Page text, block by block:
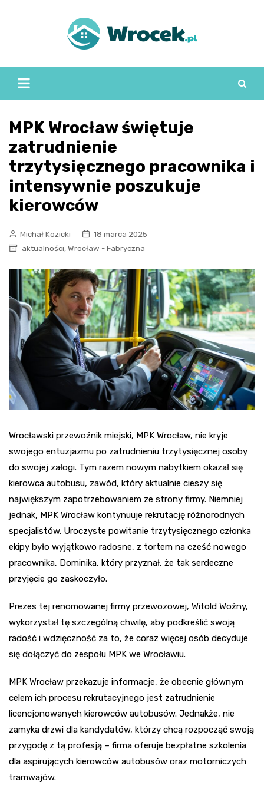
MPK Wrocław świętuje
zatrudnienie
trzytysięcznego pracownika i
intensywnie poszukuje
kierowców
Michał Kozicki
18 marca 2025
aktualności, Wrocław - Fabryczna
Wrocławski przewoźnik miejski, MPK Wrocław, nie kryje
swojego entuzjazmu po zatrudnieniu trzytysięcznej osoby
do swojej załogi. Tym razem nowym nabytkiem okazał się
kierowca autobusu, zawód, który aktualnie cieszy się
największym zapotrzebowaniem ze strony firmy. Niemniej
jednak, MPK Wrocław kontynuuje rekrutację różnorodnych
specjalistów. Uroczyste powitanie trzytysięcznego członka
ekipy było wyjątkowo radosne, z tortem na cześć nowego
pracownika, Dominika, który przyznał, że tak serdeczne
przyjęcie go zaskoczyło.
Prezes tej renomowanej firmy przewozowej, Witold Woźny,
wykorzystał tę szczególną chwilę, aby podkreślić swoją
radość i wdzięczność za to, że coraz więcej osób decyduje
się dołączyć do zespołu MPK we Wrocławiu.
MPK Wrocław przekazuje informacje, że obecnie głównym
celem ich procesu rekrutacyjnego jest zatrudnienie
licencjonowanych kierowców autobusów. Jednakże, nie
zamyka drzwi dla kandydatów, którzy chcą rozpocząć swoją
przygodę z tą profesją – firma oferuje bezpłatne szkolenia
dla aspirujących kierowców autobusów oraz motorniczych
tramwajów.